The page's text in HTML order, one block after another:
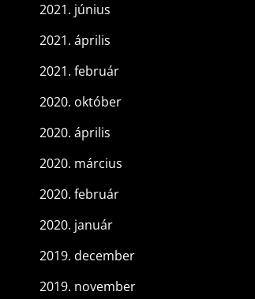
2021. június
2021. április
2021. február
2020. október
2020. április
2020. március
2020. február
2020. január
2019. december
2019. november